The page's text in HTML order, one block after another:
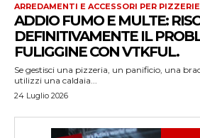
ARREDAMENTI E ACCESSORI PER PIZZERIE
ADDIO FUMO E MULTE:
DEFINITIVAMENTE IL
FULIGGINE CON VTKFUL.
Se gestisci una pizzeria, un panificio, una
utilizzi una caldaia...
24 Luglio 2026